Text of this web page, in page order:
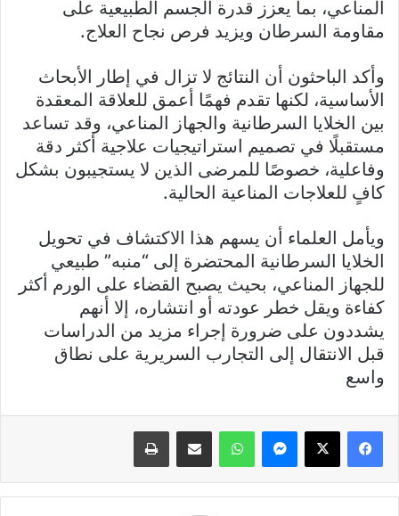
المناعي، بما يعزز قدرة الجسم الطبيعية على
مقاومة السرطان ويزيد فرص نجاح العلاج.
وأكد الباحثون أن النتائج لا تزال في إطار الأبحاث
الأساسية، لكنها تقدم فهمًا أعمق للعلاقة المعقدة
بين الخلايا السرطانية والجهاز المناعي، وقد تساعد
مستقبلًا في تصميم استراتيجيات علاجية أكثر دقة
وفاعلية، خصوصًا للمرضى الذين لا يستجيبون بشكل
كافٍ للعلاجات المناعية الحالية.
ويأمل العلماء أن يسهم هذا الاكتشاف في تحويل
الخلايا السرطانية المحتضرة إلى “منبه” طبيعي
للجهاز المناعي، بحيث يصبح القضاء على الورم أكثر
كفاءة ويقل خطر عودته أو انتشاره، إلا أنهم
يشددون على ضرورة إجراء مزيد من الدراسات
قبل الانتقال إلى التجارب السريرية على نطاق
واسع
فيسبوك X ماسنجر واتساب مشاركة عبر البريد طباعة